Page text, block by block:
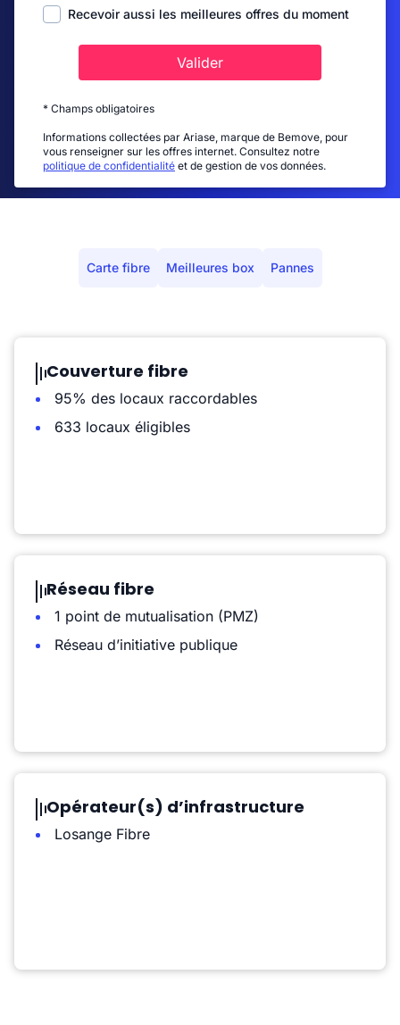
Recevoir aussi les meilleures offres du moment
Valider
* Champs obligatoires
Informations collectées par Ariase, marque de Bemove, pour
vous renseigner sur les offres internet. Consultez notre
politique de confidentialité et de gestion de vos données.
Carte fibre Meilleures box Pannes
Couverture fibre
95% des locaux raccordables
633 locaux éligibles
Réseau fibre
1 point de mutualisation (PMZ)
Réseau d’initiative publique
Opérateur(s) d’infrastructure
Losange Fibre